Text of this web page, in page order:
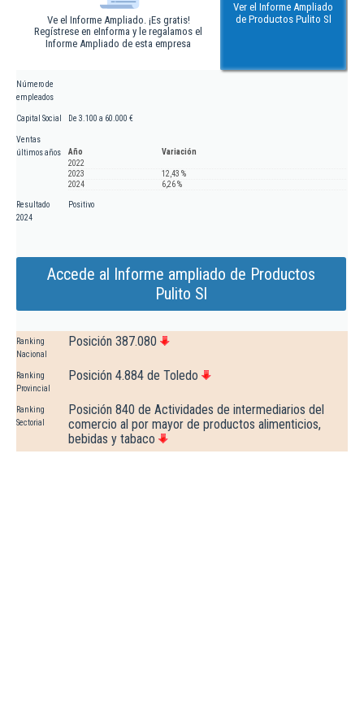
Ve el Informe Ampliado. ¡Es gratis!
Regístrese en eInforma y le regalamos el
Informe Ampliado de esta empresa
Ver el Informe Ampliado
de Productos Pulito Sl
Número de
empleados
Capital Social De 3.100 a 60.000 €
Ventas
últimos años
Año
Variación
2022
2023
12,43 %
2024
6,26 %
Resultado
2024
Positivo
Accede al Informe ampliado de Productos
Pulito Sl
Ranking
Nacional
Posición 387.080
Ranking
Provincial
Posición 4.884 de Toledo
Ranking
Sectorial
Posición 840 de Actividades de intermediarios del
comercio al por mayor de productos alimenticios,
bebidas y tabaco